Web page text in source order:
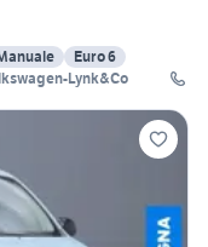
Euro 6
Volkswagen-Lynk&Co